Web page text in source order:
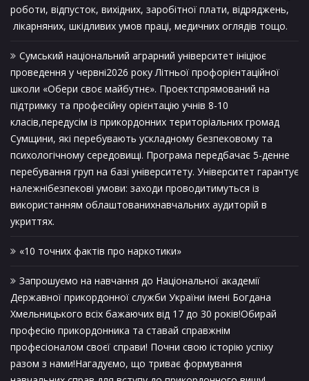
роботи, відпусток, вихідних, заробітної плати, відряджень,
лікарняних, шкідливих умов праці, медичних оглядів тощо.
Сумський національний аграрний університет ініціює
проведення у червні2026 року Літньої профорієнтаційної
школи «Обери своє майбутнє». Проектспрямований на
підтримку та професійну орієнтацію учнів 8-10
класів,передусім із прикордонних територіальних громад
Сумщини, які перебувають ускладному безпековому та
психологічному середовищі. Програма передбачає 5-денне
перебування груп на базі університету. Університет гарантує
належнібезпекові умови: заходи проводитимуться із
використанням облаштованихнавчальних аудиторій в
укриттях.
«10 точних фактів про наркотики»
Запрошуємо на навчання до Національної академії
Державної прикордонної служби України імені Богдана
Хмельницького всіх бажаючих від 17 до 30 років!Обирай
професію прикордонника та ставай справжнім
професіоналом своєї справи! Почни свою історію успіху
разом з нами!Нагадуємо, що триває формування